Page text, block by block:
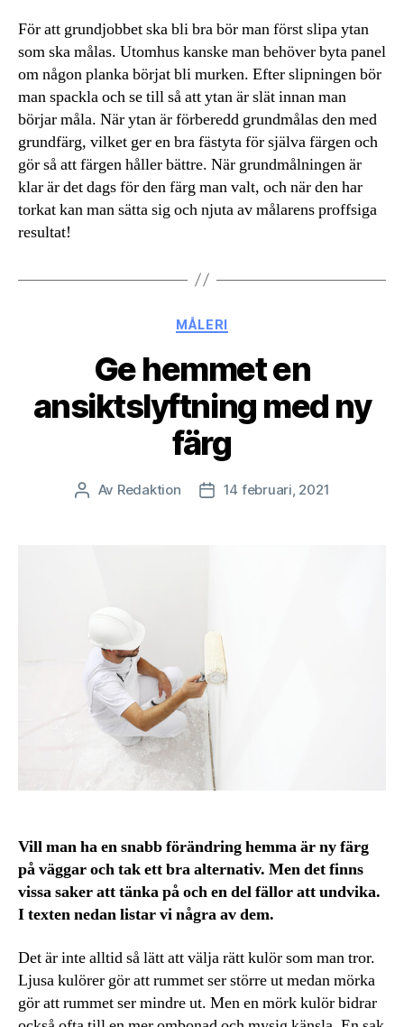
För att grundjobbet ska bli bra bör man först slipa ytan
som ska målas. Utomhus kanske man behöver byta panel
om någon planka börjat bli murken. Efter slipningen bör
man spackla och se till så att ytan är slät innan man
börjar måla. När ytan är förberedd grundmålas den med
grundfärg, vilket ger en bra fästyta för själva färgen och
gör så att färgen håller bättre. När grundmålningen är
klar är det dags för den färg man valt, och när den har
torkat kan man sätta sig och njuta av målarens proffsiga
resultat!
Kategorier
MÅLERI
Ge hemmet en
ansiktslyftning med ny
färg
Inläggsförfattare
Av Redaktion Inläggsdatum
14 februari, 2021
Vill man ha en snabb förändring hemma är ny färg
på väggar och tak ett bra alternativ. Men det finns
vissa saker att tänka på och en del fällor att undvika.
I texten nedan listar vi några av dem.
Det är inte alltid så lätt att välja rätt kulör som man tror.
Ljusa kulörer gör att rummet ser större ut medan mörka
gör att rummet ser mindre ut. Men en mörk kulör bidrar